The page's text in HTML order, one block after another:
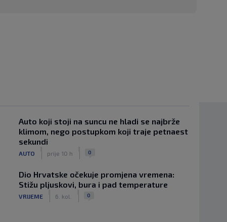
Auto koji stoji na suncu ne hladi se najbrže
klimom, nego postupkom koji traje petnaest
sekundi
AUTO prije 10 h 0
Dio Hrvatske očekuje promjena vremena:
Stižu pljuskovi, bura i pad temperature
VRIJEME 6. kol. 0